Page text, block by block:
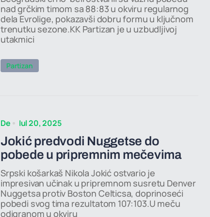
nad grčkim timom sa 88:83 u okviru regularnog
dela Evrolige, pokazavši dobru formu u ključnom
trenutku sezone.KK Partizan je u uzbudljivoj
utakmici
Partizan
De Iul 20, 2025
Jokić predvodi Nuggetse do
pobede u pripremnim mečevima
Srpski košarkaš Nikola Jokić ostvario je
impresivan učinak u pripremnom susretu Denver
Nuggetsa protiv Boston Celticsa, doprinoseći
pobedi svog tima rezultatom 107:103.U meču
odigranom u okviru